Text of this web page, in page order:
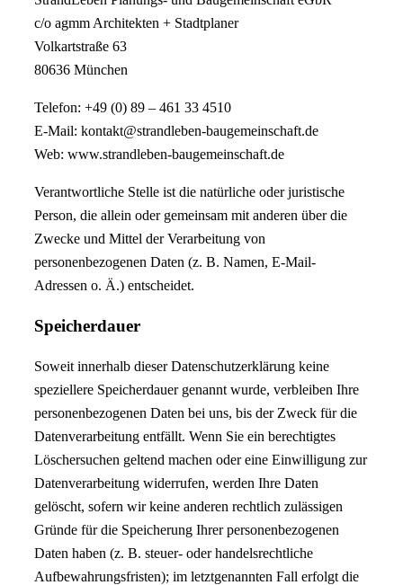
c/o agmm Architekten + Stadtplaner
Volkartstraße 63
80636 München
Telefon: +49 (0) 89 – 461 33 4510
E-Mail: kontakt@strandleben-baugemeinschaft.de
Web: www.strandleben-baugemeinschaft.de
Verantwortliche Stelle ist die natürliche oder juristische
Person, die allein oder gemeinsam mit anderen über die
Zwecke und Mittel der Verarbeitung von
personenbezogenen Daten (z. B. Namen, E-Mail-
Adressen o. Ä.) entscheidet.
Speicherdauer
Soweit innerhalb dieser Datenschutzerklärung keine
speziellere Speicherdauer genannt wurde, verbleiben Ihre
personenbezogenen Daten bei uns, bis der Zweck für die
Datenverarbeitung entfällt. Wenn Sie ein berechtigtes
Löschersuchen geltend machen oder eine Einwilligung zur
Datenverarbeitung widerrufen, werden Ihre Daten
gelöscht, sofern wir keine anderen rechtlich zulässigen
Gründe für die Speicherung Ihrer personenbezogenen
Daten haben (z. B. steuer- oder handelsrechtliche
Aufbewahrungsfristen); im letztgenannten Fall erfolgt die